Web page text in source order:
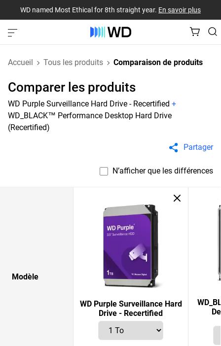
WD named Most Ethical for 8th straight year. En savoir plus
Accueil Tous les produits Comparaison de produits
Comparer les produits
WD Purple Surveillance Hard Drive - Recertified +
WD_BLACK™ Performance Desktop Hard Drive
(Recertified)
Partager
N’afficher que les différences
Modèle
WD Purple Surveillance Hard
Drive - Recertified